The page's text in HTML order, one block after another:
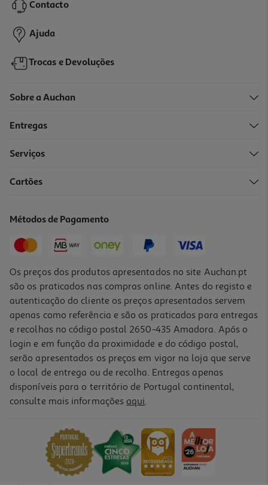
13,29 €
Vinho Tinto Vale Dona Maria Vinhas Do Sabor Douro 0.75l
17,99 €
Contacto
Ajuda
Trocas e Devoluções
Sobre a Auchan
Entregas
Serviços
Cartões
Métodos de Pagamento
Os preços dos produtos apresentados no site Auchan.pt
são os praticados nas compras online. Antes do registo e
autenticação do cliente os preços apresentados servem
apenas como referência e são os praticados para entregas
e recolhas no código postal 2650-435 Amadora. Após o
login e em função da proximidade e do código postal,
serão apresentados os preços em vigor na loja que serve
o local de entrega ou de recolha. Entregas apenas
disponíveis para o território de Portugal continental,
consulte mais informações aqui.